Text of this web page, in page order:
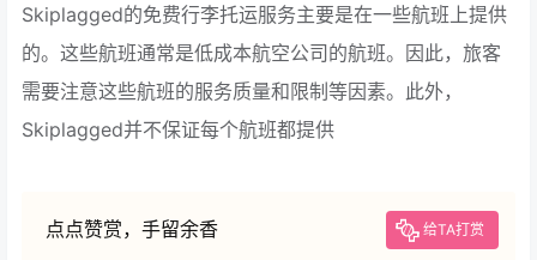
Skiplagged的免费行李托运服务主要是在一些航班上提供
的。这些航班通常是低成本航空公司的航班。因此，旅客
需要注意这些航班的服务质量和限制等因素。此外，
Skiplagged并不保证每个航班都提供
点点赞赏，手留余香 给TA打赏